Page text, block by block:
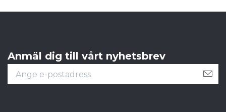
Anmäl dig till vårt nyhetsbrev